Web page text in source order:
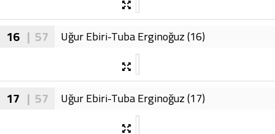
16 | 57 Uğur Ebiri-Tuba Erginoğuz (16)
17 | 57 Uğur Ebiri-Tuba Erginoğuz (17)